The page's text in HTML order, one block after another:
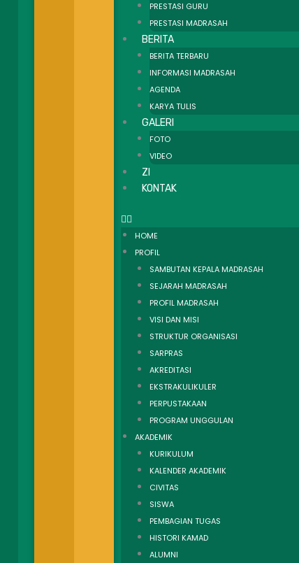
PRESTASI GURU
PRESTASI MADRASAH
BERITA
BERITA TERBARU
INFORMASI MADRASAH
AGENDA
KARYA TULIS
GALERI
FOTO
VIDEO
ZI
KONTAK
HOME
PROFIL
SAMBUTAN KEPALA MADRASAH
SEJARAH MADRASAH
PROFIL MADRASAH
VISI DAN MISI
STRUKTUR ORGANISASI
SARPRAS
AKREDITASI
EKSTRAKULIKULER
PERPUSTAKAAN
PROGRAM UNGGULAN
AKADEMIK
KURIKULUM
KALENDER AKADEMIK
CIVITAS
SISWA
PEMBAGIAN TUGAS
HISTORI KAMAD
ALUMNI